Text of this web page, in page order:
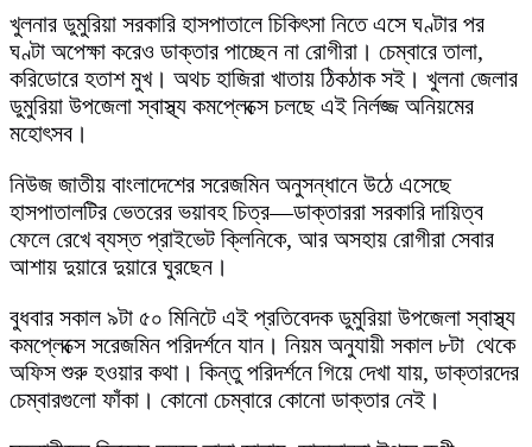
​খুলনার ডুমুরিয়া সরকারি হাসপাতালে চিকিৎসা নিতে এসে ঘণ্টার পর
ঘণ্টা অপেক্ষা করেও ডাক্তার পাচ্ছেন না রোগীরা। চেম্বারে তালা,
করিডোরে হতাশ মুখ। অথচ হাজিরা খাতায় ঠিকঠাক সই। খুলনা জেলার
ডুমুরিয়া উপজেলা স্বাস্থ্য কমপ্লেক্সে চলছে এই নির্লজ্জ অনিয়মের
মহোৎসব।
নিউজ জাতীয় বাংলাদেশের সরেজমিন অনুসন্ধানে উঠে এসেছে
হাসপাতালটির ভেতরের ভয়াবহ চিত্র—ডাক্তাররা সরকারি দায়িত্ব
ফেলে রেখে ব্যস্ত প্রাইভেট ক্লিনিকে, আর অসহায় রোগীরা সেবার
আশায় দুয়ারে দুয়ারে ঘুরছেন।
​বুধবার সকাল ৯টা ৫০ মিনিটে এই প্রতিবেদক ডুমুরিয়া উপজেলা স্বাস্থ্য
কমপ্লেক্সে সরেজমিন পরিদর্শনে যান। নিয়ম অনুযায়ী সকাল ৮টা থেকে
অফিস শুরু হওয়ার কথা। কিন্তু পরিদর্শনে গিয়ে দেখা যায়, ডাক্তারদের
চেম্বারগুলো ফাঁকা। কোনো চেম্বারে কোনো ডাক্তার নেই।